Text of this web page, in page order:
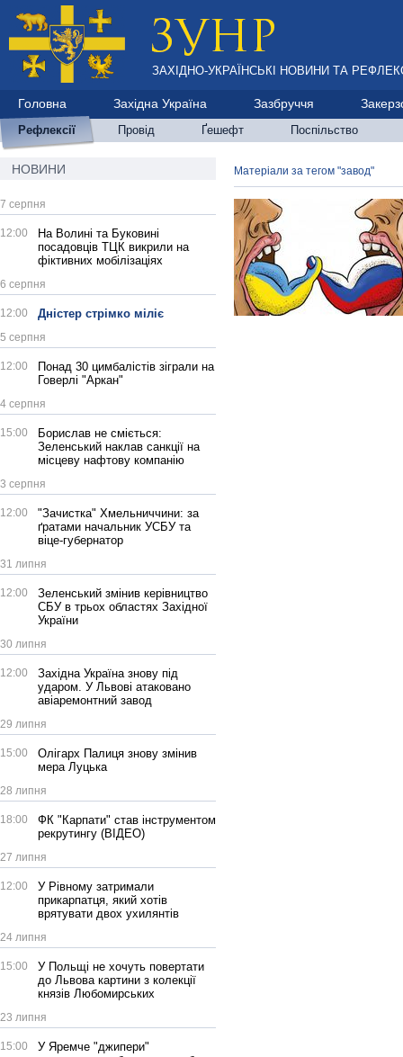
ЗАХІДНО-УКРАЇНСЬКІ НОВИНИ ТА
Головна Західна Україна Зазбруччя
Рефлексії Провід Ґешефт Поспільство
НОВИНИ
7 серпня
12:00
На Волині та Буковині
посадовців ТЦК викрили на
фіктивних мобілізаціях
6 серпня
12:00 Дністер стрімко міліє
5 серпня
12:00
Понад 30 цимбалістів зіграли на
Говерлі "Аркан"
4 серпня
15:00
Борислав не сміється:
Зеленський наклав санкції на
місцеву нафтову компанію
3 серпня
12:00
"Зачистка" Хмельниччини: за
ґратами начальник УСБУ та
віце-губернатор
31 липня
12:00
Зеленський змінив керівництво
СБУ в трьох областях Західної
України
30 липня
12:00
Західна Україна знову під
ударом. У Львові атаковано
авіаремонтний завод
29 липня
15:00
Олігарх Палиця знову змінив
мера Луцька
28 липня
18:00
ФК "Карпати" став інструментом
рекрутингу (ВІДЕО)
27 липня
12:00
У Рівному затримали
прикарпатця, який хотів
врятувати двох ухилянтів
24 липня
15:00
У Польщі не хочуть повертати
до Львова картини з колекції
князів Любомирських
23 липня
15:00
У Яремче "джипери"
Матеріали за тегом "завод"